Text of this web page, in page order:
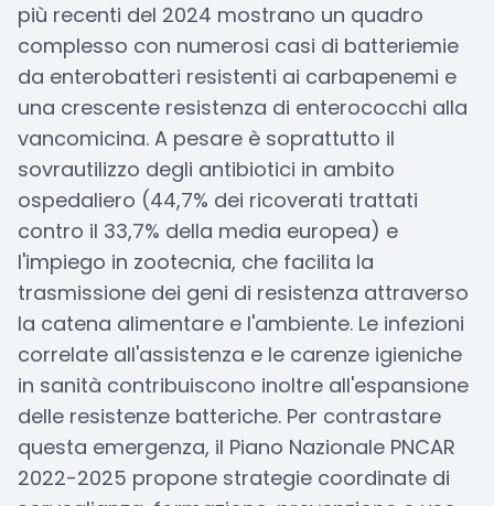
più recenti del 2024 mostrano un quadro
complesso con numerosi casi di batteriemie
da enterobatteri resistenti ai carbapenemi e
una crescente resistenza di enterococchi alla
vancomicina. A pesare è soprattutto il
sovrautilizzo degli antibiotici in ambito
ospedaliero (44,7% dei ricoverati trattati
contro il 33,7% della media europea) e
l'impiego in zootecnia, che facilita la
trasmissione dei geni di resistenza attraverso
la catena alimentare e l'ambiente. Le infezioni
correlate all'assistenza e le carenze igieniche
in sanità contribuiscono inoltre all'espansione
delle resistenze batteriche. Per contrastare
questa emergenza, il Piano Nazionale PNCAR
2022-2025 propone strategie coordinate di